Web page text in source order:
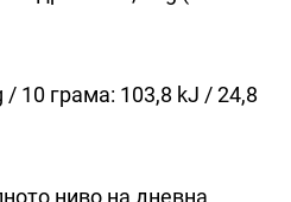
/ 10 грама: 103,8 kJ / 24,8
ниво на дневна